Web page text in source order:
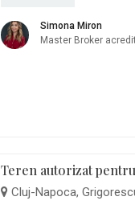
Simona Miron
Master Broker
Teren autorizat
Cluj-Napoca,